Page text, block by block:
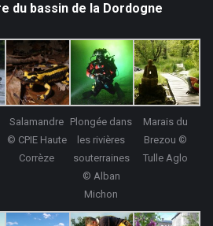
du bassin de la Dordogne
Salamandre
© CPIE Haute
Corrèze
Plongée dans
les rivières
souterraines
© Alban
Michon
Marais du
Brezou ©
Tulle Aglo